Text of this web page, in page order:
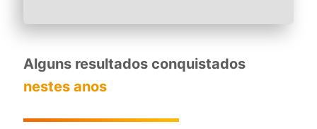
Alguns resultados conquistados
nestes anos